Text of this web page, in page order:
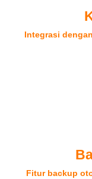
Integrasi
Fitur backup